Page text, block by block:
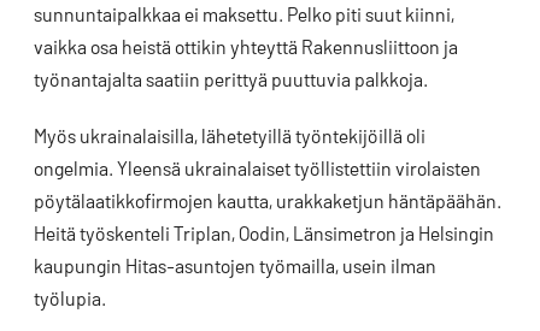
sunnuntaipalkkaa ei maksettu. Pelko piti suut kiinni,
vaikka osa heistä ottikin yhteyttä Rakennusliittoon ja
työnantajalta saatiin perittyä puuttuvia palkkoja.
Myös ukrainalaisilla, lähetetyillä työntekijöillä oli
ongelmia. Yleensä ukrainalaiset työllistettiin virolaisten
pöytälaatikkofirmojen kautta, urakkaketjun häntäpäähän.
Heitä työskenteli Triplan, Oodin, Länsimetron ja Helsingin
kaupungin Hitas-asuntojen työmailla, usein ilman
työlupia.